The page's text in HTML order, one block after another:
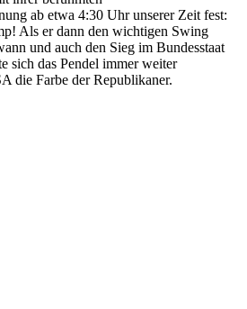
ab etwa 4:30 Uhr unserer Zeit fest:
Als er dann den wichtigen Swing
und auch den Sieg im Bundesstaat
sich das Pendel immer weiter
die Farbe der Republikaner.